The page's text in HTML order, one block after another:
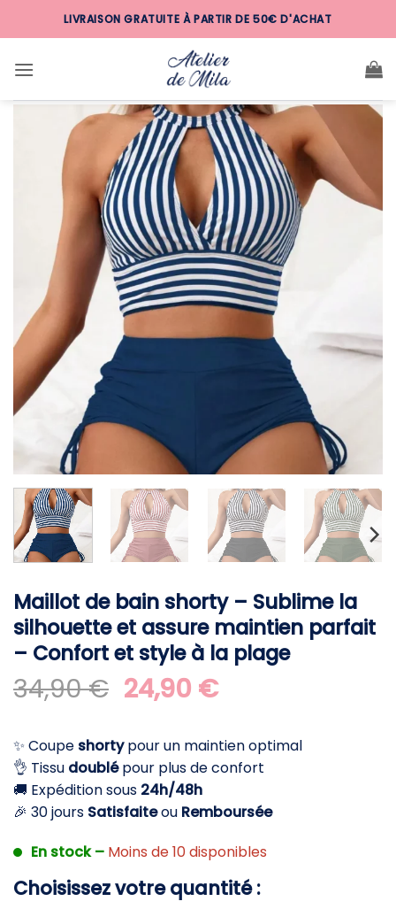
LIVRAISON GRATUITE À PARTIR DE 50€ D'ACHAT
Maillot de bain shorty – Sublime la
silhouette et assure maintien parfait
– Confort et style à la plage
34,90€ Le
prix
initial
était :
34,90 €.
24,90 €Le
actuel
est :
✨ Coupe shortypour un maintien optimal
👌 Tissu doublépour plus de confort
🚚 Expédition sous 24h/48h
🎉 30 jours Satisfaiteou Remboursée
En stock – Moins de 10 disponibles
Choisissez votre quantité :